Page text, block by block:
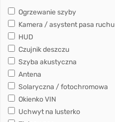
Ogrzewanie szyby
Kamera / asystent pasa ruchu
HUD
Czujnik deszczu
Szyba akustyczna
Antena
Solaryczna / fotochromowa
Okienko VIN
Uchwyt na lusterko